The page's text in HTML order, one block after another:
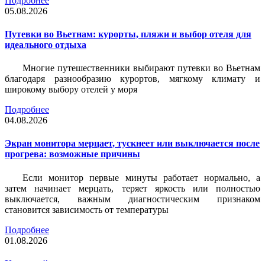
05.08.2026
Путевки во Вьетнам: курорты, пляжи и выбор отеля для
идеального отдыха
Многие путешественники выбирают путевки во Вьетнам
благодаря разнообразию курортов, мягкому климату и
широкому выбору отелей у моря
Подробнее
04.08.2026
Экран монитора мерцает, тускнеет или выключается после
прогрева: возможные причины
Если монитор первые минуты работает нормально, а
затем начинает мерцать, теряет яркость или полностью
выключается, важным диагностическим признаком
становится зависимость от температуры
Подробнее
01.08.2026